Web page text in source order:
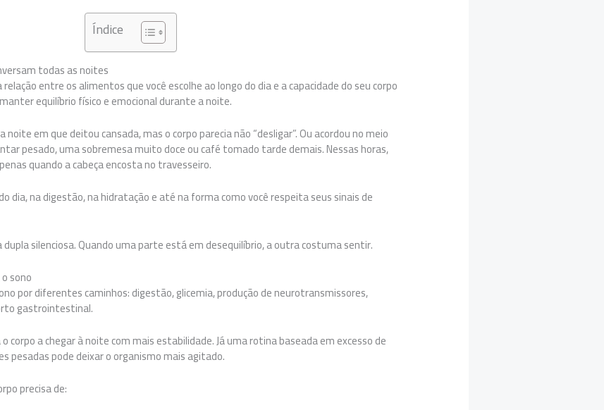
Índice
todas as noites
entre os alimentos que você escolhe ao longo do dia e a capacidade do seu corpo
equilíbrio físico e emocional durante a noite.
em que deitou cansada, mas o corpo parecia não “desligar”. Ou acordou no meio
pesado, uma sobremesa muito doce ou café tomado tarde demais. Nessas horas,
quando a cabeça encosta no travesseiro.
dia, na digestão, na hidratação e até na forma como você respeita seus sinais de
silenciosa. Quando uma parte está em desequilíbrio, a outra costuma sentir.
sono
por diferentes caminhos: digestão, glicemia, produção de neurotransmissores,
gastrointestinal.
corpo a chegar à noite com mais estabilidade. Já uma rotina baseada em excesso de
pesadas pode deixar o organismo mais agitado.
precisa de: